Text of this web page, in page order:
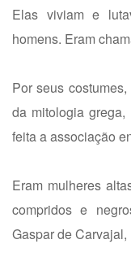
Elas viviam e
homens. Eram
Por seus
da mitologia
feita a associação
Eram mulheres
compridos e
Gaspar de